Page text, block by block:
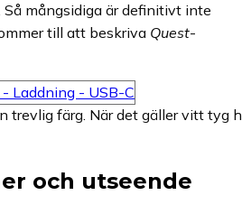
Så mångsidiga är definitivt inte
till att beskriva Quest-
trevlig färg. När det gäller vitt
och utseende